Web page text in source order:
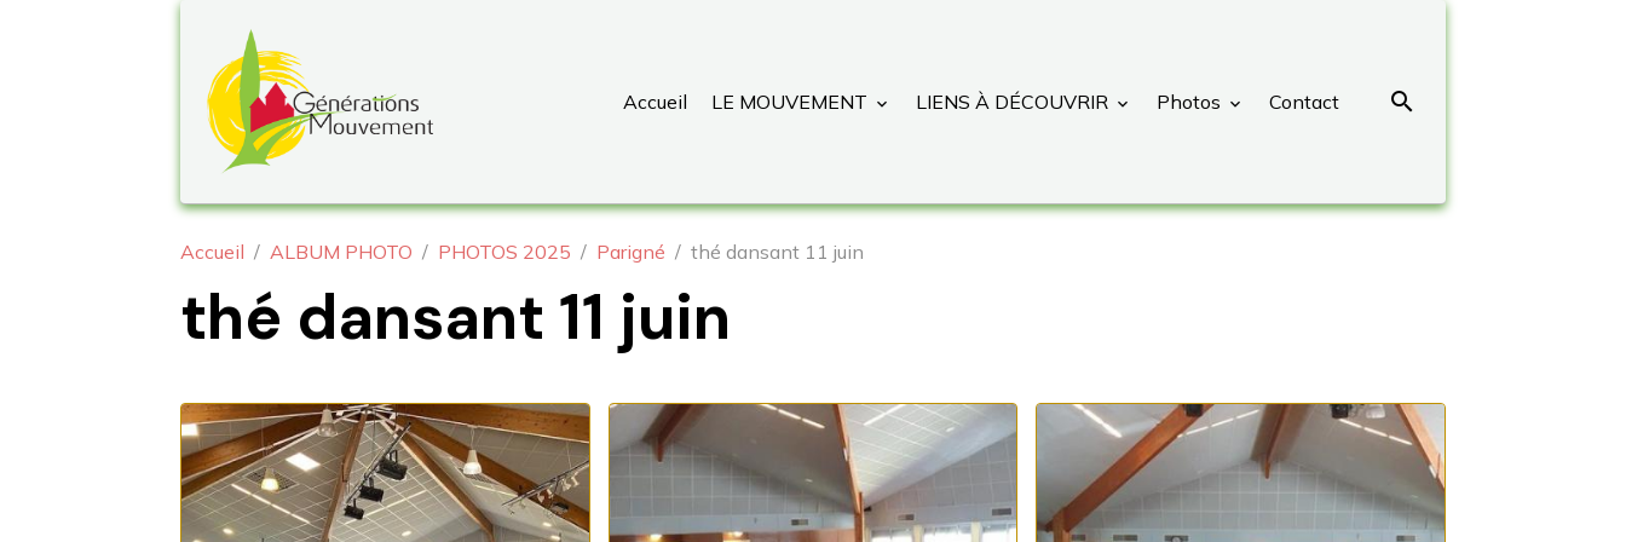
Accueil LE MOUVEMENT LIENS À DÉCOUVRIR Photos Contact
Accueil ALBUM PHOTO PHOTOS 2025 Parigné thé dansant 11 juin
thé dansant 11 juin